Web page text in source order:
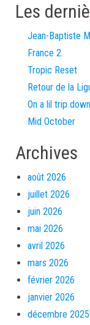
Les
Jean-Baptiste
France 2.
Tropic Reset
Retour de la
On a lil trip
Mid October
Archives
août 2026
juillet 2026
juin 2026
mai 2026
avril 2026
mars 2026
février 2026
janvier 2026
décembre 2025